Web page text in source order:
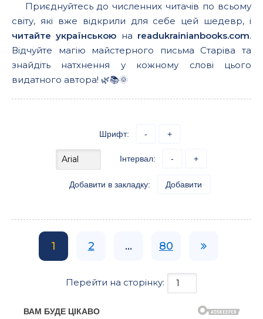
Приєднуйтесь до численних читачів по всьому
світу, які вже відкрили для себе цей шедевр, і
читайте українською на readukrainianbooks.com.
Відчуйте магію майстерного письма Старіва та
знайдіть натхнення у кожному слові цього
видатного автора! 🌿📚🌞
Шрифт: - +
Інтервал: - +
Добавити в закладку: Добавити
1 2 ... 80
Перейти на сторінку: